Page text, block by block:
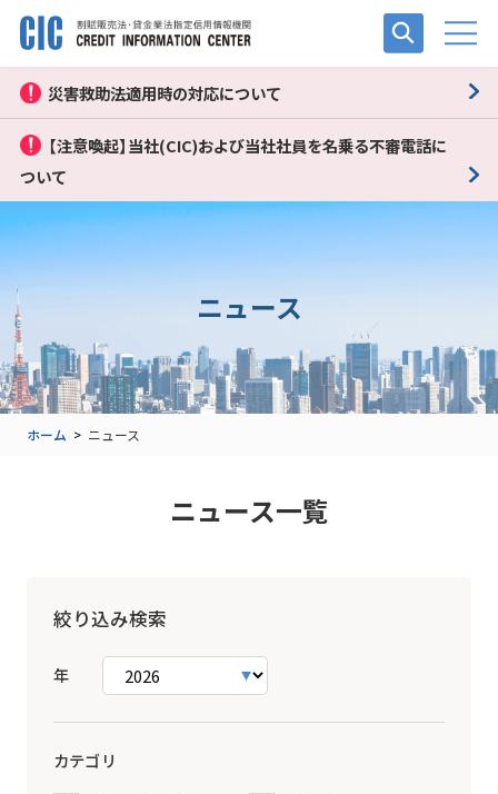
災害救助法適用時の対応について
【注意喚起】当社(CIC)および当社社員を名乗る不審電話に
ついて
ニュース
ホーム > ニュース
ニュース一覧
絞り込み検索
年
カテゴリ